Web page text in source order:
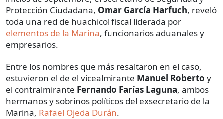
Protección Ciudadana, Omar García Harfuch, reveló
toda una red de huachicol fiscal liderada por
elementos de la Marina, funcionarios aduanales y
empresarios.
Entre los nombres que más resaltaron en el caso,
estuvieron el de el vicealmirante Manuel Roberto y
el contralmirante Fernando Farías Laguna, ambos
hermanos y sobrinos políticos del exsecretario de la
Marina, Rafael Ojeda Durán.